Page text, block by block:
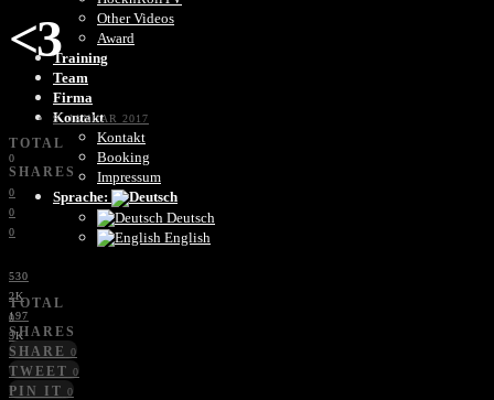
Other Videos
Award
Training
Team
Firma
Kontakt
Kontakt
Booking
Impressum
Sprache:
Deutsch
English
530
2K
197
3K
<3
9. JANUAR 2017
TOTAL
0
SHARES
0
0
0
TOTAL
0
SHARES
SHARE 0
TWEET 0
PIN IT 0